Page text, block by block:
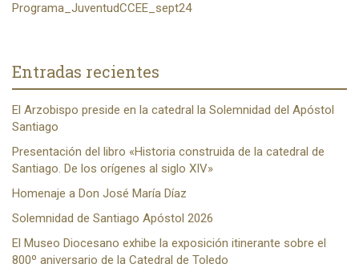
Programa_JuventudCCEE_sept24
Entradas recientes
El Arzobispo preside en la catedral la Solemnidad del Apóstol
Santiago
Presentación del libro «Historia construida de la catedral de
Santiago. De los orígenes al siglo XIV»
Homenaje a Don José María Díaz
Solemnidad de Santiago Apóstol 2026
El Museo Diocesano exhibe la exposición itinerante sobre el
800º aniversario de la Catedral de Toledo